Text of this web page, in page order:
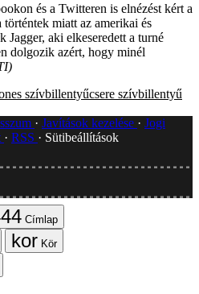
és a Twitteren is elnézést kért a
miatt az amerikai és
aki elkeseredett a turné
dolgozik azért, hogy minél
szívbillentyűcsere szívbillentyű
Javítások kezelése
Jogi
RSS
Sütibeállítások
Címlap
Kör